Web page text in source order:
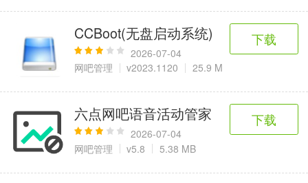
CCBoot(无盘启动系统)
2026-07-04
网吧管理
v2023.1120 25.9 M
下载
六点网吧语音活动管家
2026-07-04
网吧管理
v5.8 5.38 MB
下载